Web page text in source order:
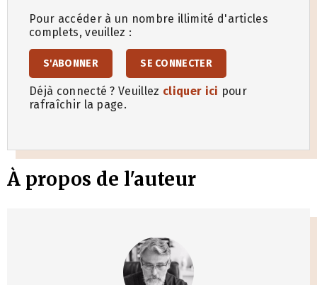
Pour accéder à un nombre illimité d'articles
complets, veuillez :
S'ABONNER SE CONNECTER
Déjà connecté ? Veuillez cliquer ici pour
rafraîchir la page.
À propos de l'auteur